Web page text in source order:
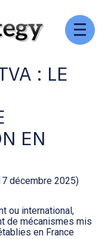
: LE
EN
décembre 2025)
ou international,
de mécanismes mis
en France